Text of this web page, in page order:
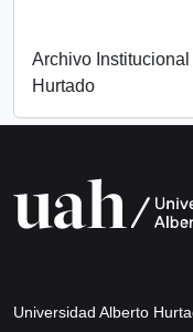
Archivo
Hurtado
Universidad Alberto